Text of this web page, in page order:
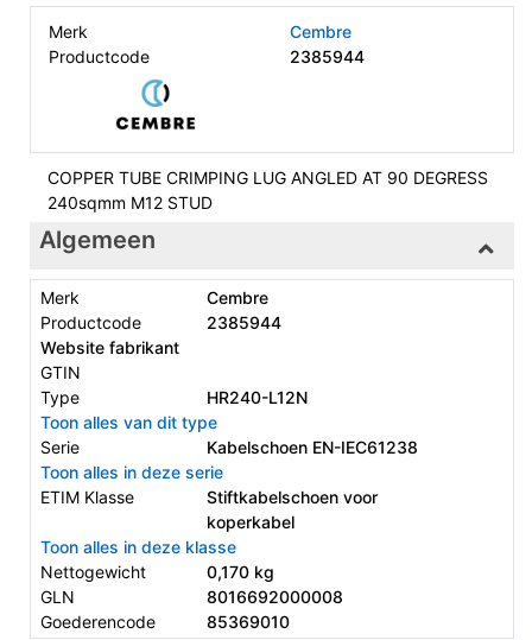
Merk
Cembre
Productcode
2385944
COPPER TUBE CRIMPING LUG ANGLED AT 90 DEGRESS
240sqmm M12 STUD
Algemeen
Merk
Cembre
Productcode
2385944
Website fabrikant
GTIN
Type
HR240-L12N
Toon alles van dit type
Serie
Kabelschoen EN-IEC61238
Toon alles in deze serie
ETIM Klasse
Stiftkabelschoen voor
koperkabel
Toon alles in deze klasse
Nettogewicht
0,170 kg
GLN
8016692000008
Goederencode
85369010